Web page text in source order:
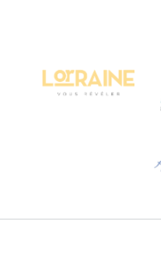
Bureau de Colmar